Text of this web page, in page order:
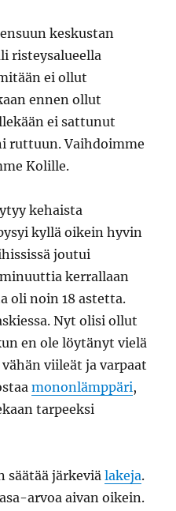
keskustan
risteysalueella
ei ollut
ennen ollut
ei sattunut
ruttuun. Vaihdoimme
Kolille.
kehaista
kyllä oikein hyvin
joutui
kerrallaan
oli noin 18 astetta.
Nyt olisi ollut
en ole löytänyt vielä
viileät ja varpaat
mononlämppäri,
tarpeeksi
säätää järkeviälakeja.
arvoa aivan oikein.